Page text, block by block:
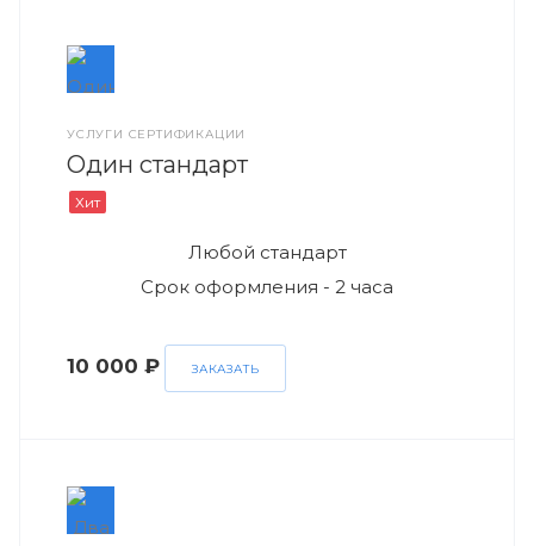
УСЛУГИ СЕРТИФИКАЦИИ
Один стандарт
Хит
Любой стандарт
Срок оформления - 2 часа
10 000 ₽ ЗАКАЗАТЬ